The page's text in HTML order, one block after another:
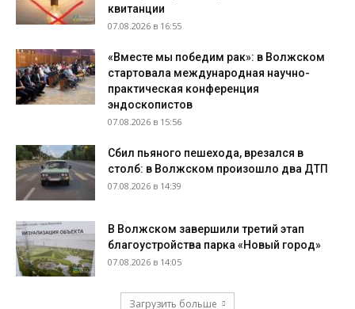
квитанции
07.08.2026 в 16:55
«Вместе мы победим рак»: в Волжском
стартовала международная научно-
практическая конференция
эндоскопистов
07.08.2026 в 15:56
Сбил пьяного пешехода, врезался в
столб: в Волжском произошло два ДТП
07.08.2026 в 14:39
В Волжском завершили третий этап
благоустройства парка «Новый город»
07.08.2026 в 14:05
Загрузить больше